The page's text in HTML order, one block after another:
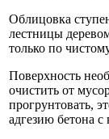
Облицовка
лестницы
только по
Поверхность
очистить от
прогрунтовать,
адгезию бетона